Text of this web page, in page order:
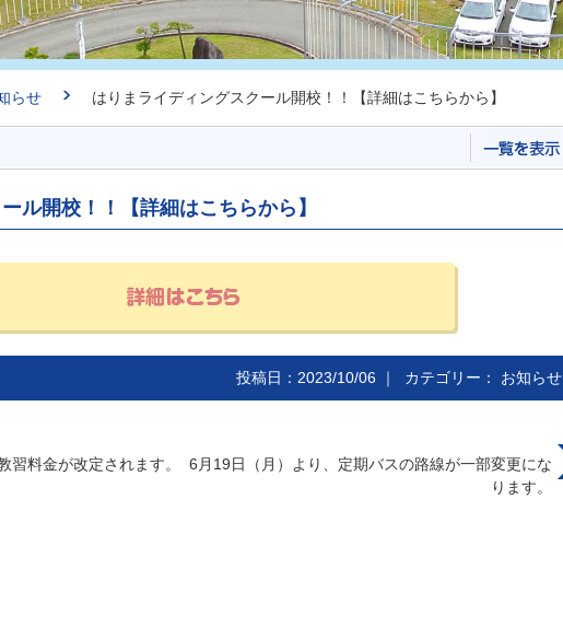
らせ はりまライディングスクール開校！！【詳細はこちらから】
ル開校！！【詳細はこちらから】
投稿日：2023/10/06 ｜ カテゴリー： お知らせ
6月19日（月）より、定期バスの路線が一部変更にな
ります。
習料金が改定されます。